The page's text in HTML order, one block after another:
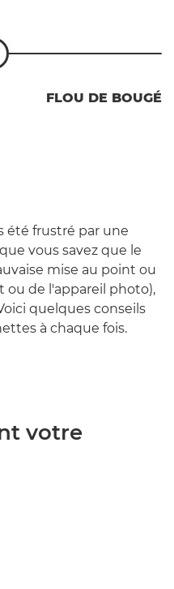
FLOU DE BOUGÉ
été frustré par une
vous savez que le
mise au point ou
ou de l'appareil photo),
quelques conseils
à chaque fois.
votre